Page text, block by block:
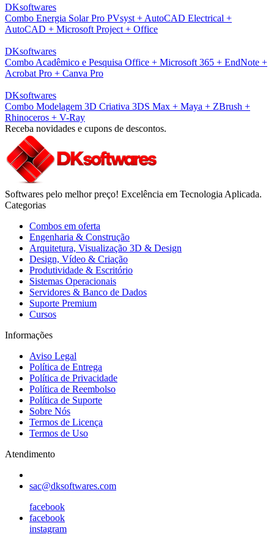
DKsoftwares
Combo Energia Solar Pro PVsyst + AutoCAD Electrical +
AutoCAD + Microsoft Project + Office
DKsoftwares
Combo Acadêmico e Pesquisa Office + Microsoft 365 + EndNote +
Acrobat Pro + Canva Pro
DKsoftwares
Combo Modelagem 3D Criativa 3DS Max + Maya + ZBrush +
Rhinoceros + V-Ray
Receba novidades e cupons de descontos.
Softwares pelo melhor preço! Excelência em Tecnologia Aplicada.
Categorias
Combos em oferta
Engenharia & Construção
Arquitetura, Visualização 3D & Design
Design, Vídeo & Criação
Produtividade & Escritório
Sistemas Operacionais
Servidores & Banco de Dados
Suporte Premium
Cursos
Informações
Aviso Legal
Política de Entrega
Política de Privacidade
Política de Reembolso
Política de Suporte
Sobre Nós
Termos de Licença
Termos de Uso
Atendimento
sac@dksoftwares.com
facebook
facebook
instagram